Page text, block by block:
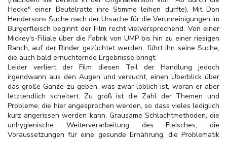
Hecke" einer Beutelratte ihre Stimme leihen durfte). Mit Don
Hendersons Suche nach der Ursache für die Verunreinigungen im
Burgerfleisch beginnt der Film recht vielversprechend. Von einer
Mickey's-Filiale über die Fabrik von UMP bis hin zu einer riesigen
Ranch, auf der Rinder gezüchtet werden, führt ihn seine Suche,
die auch bald ernüchternde Ergebnisse bringt.
Leider verliert der Film diesen Teil der Handlung jedoch
irgendwann aus den Augen und versucht, einen Überblick über
das große Ganze zu geben, was zwar löblich ist, woran er aber
letztendlich scheitert. Zu groß ist die Zahl der Themen und
Probleme, die hier angesprochen werden, so dass vieles lediglich
kurz angerissen werden kann. Grausame Schlachtmethoden, die
unhygienische Weiterverarbeitung des Fleisches, die
Voraussetzungen für eine gesunde Ernährung, die Problematik